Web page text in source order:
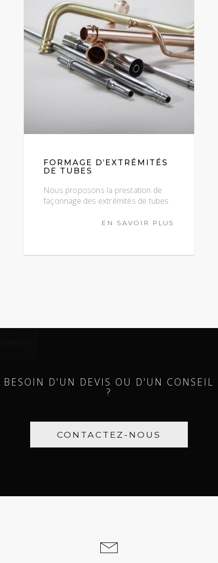
FORMAGE D’EXTRÉMITÉS
DE TUBES
Nous proposons la prestation de
façonnage des extrémités de tubes.
EN SAVOIR PLUS
BESOIN D'UN DEVIS OU D'UN CONSEIL
?
CONTACTEZ-NOUS